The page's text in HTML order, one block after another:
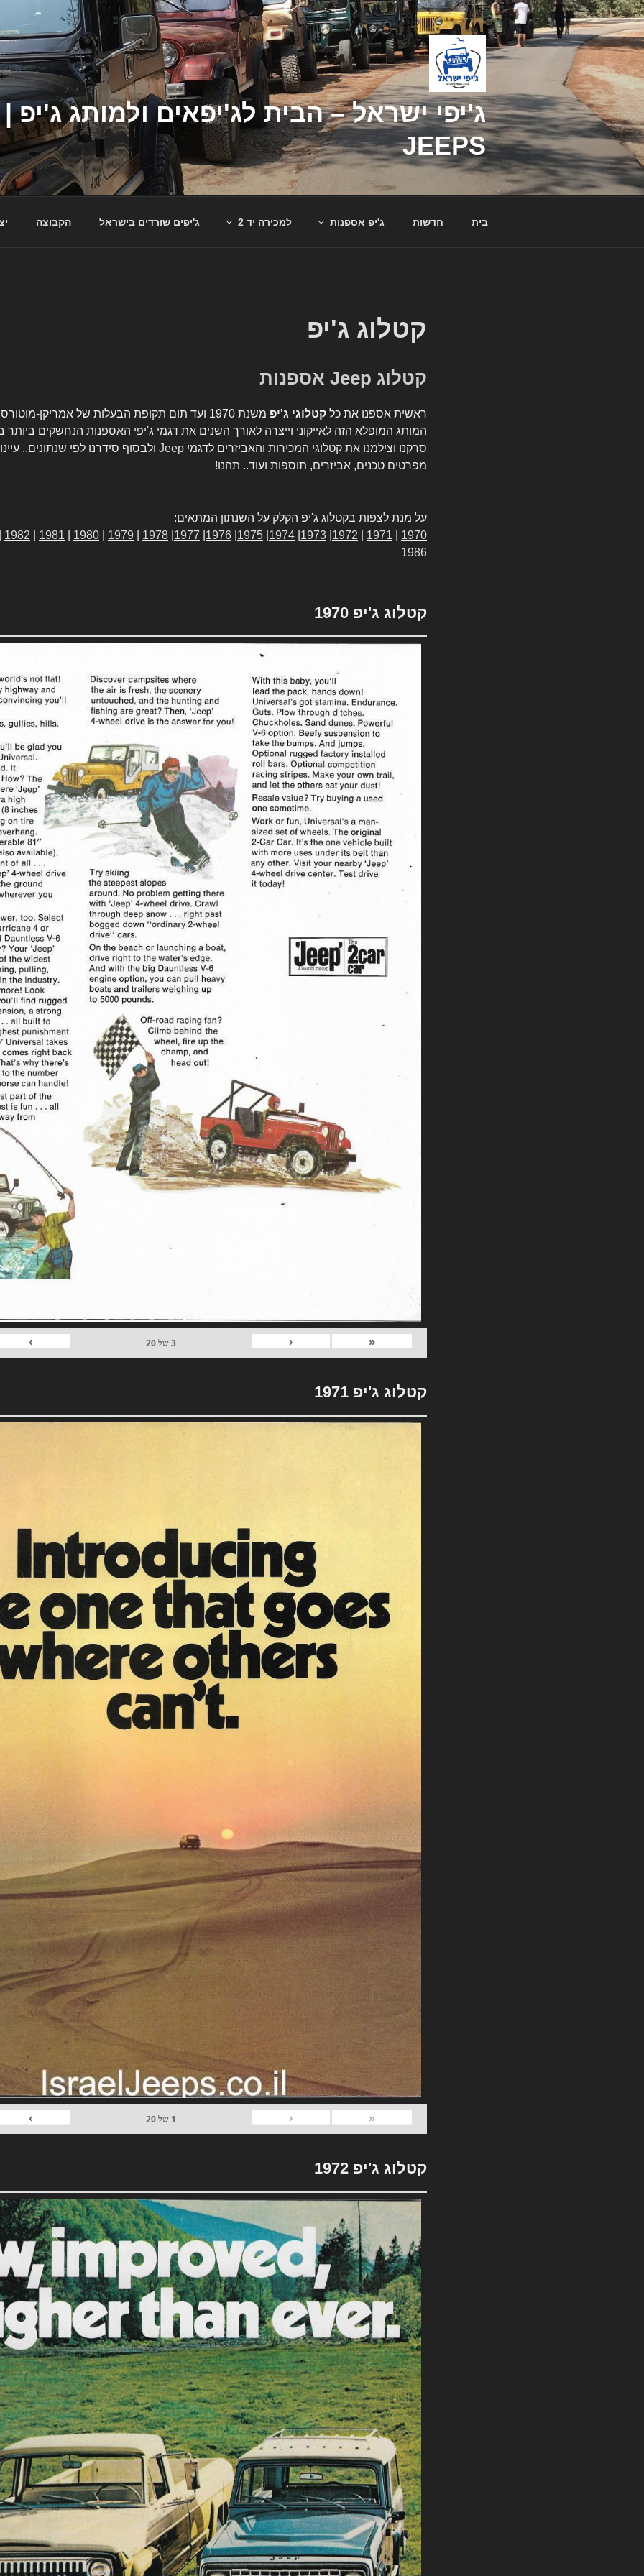
דילוג
לתוכן
JEEPS
בית חדשות ג'יפ אספנות למכירה יד 2 ג'יפים שורדים בישראל הקבוצה
קטלוג ג'יפ
קטלוג Jeep אספנות
ראשית אספנו את כל קטלוגי ג'יפ
משנת 1970 ועד תום תקופת הבעלות של אמריקן-
המותג המופלא הזה לאייקוני וייצרה לאורך השנים את דגמי ג'יפי האספנות הנחשקים
סרקנו וצילמנו את קטלוגי המכירות והאביזרים לדגמי Jeep ולבסוף סידרנו לפי שנתונים..
מפרטים טכנים, אביזרים, תוספות ועוד.. תהנו!
על מנת לצפות בקטלוג ג'יפ הקלק על השנתון המתאים:
1970
1971
1972
1973
1974
1975
1976
1977
1978
1979
1980
1981
1982
1986
קטלוג ג'יפ 1970
«
‹
3של20
›
קטלוג ג'יפ 1971
«
‹
1 של20
›
קטלוג ג'יפ 1972